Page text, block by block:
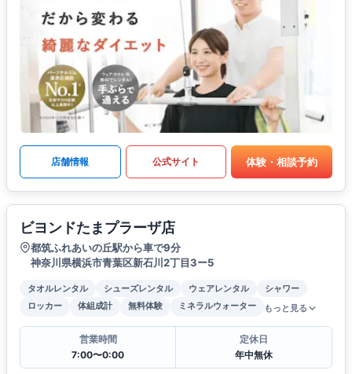
店舗情報 公式サイト 体験・相談予約
ビヨンドたまプラーザ店
都筑ふれあいの丘駅から車で9分
神奈川県横浜市青葉区新石川2丁目3ー5
タオルレンタル シューズレンタル ウェアレンタル
シャワー
ロッカー
体組成計 無料体験 ミネラルウォーター もっと見る
営業時間
7:00〜0:00
定休日
年中無休